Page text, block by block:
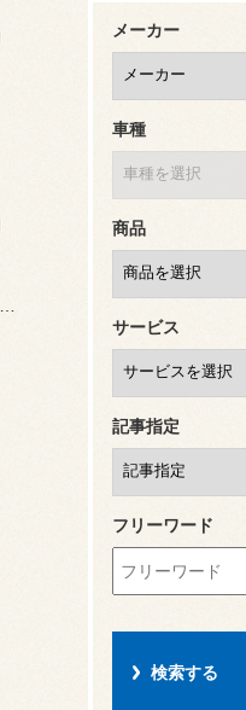
メーカー
車種
商品
サービス
記事指定
フリーワード